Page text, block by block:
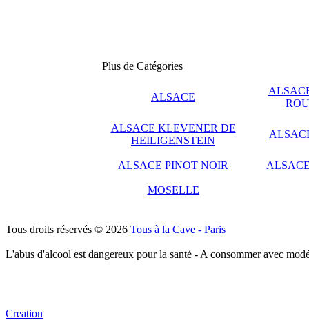
Plus de Catégories
ALSACE
ALSACE KLEVENER DE
HEILIGENSTEIN
ALSACE PINOT NOIR
MOSELLE
Tous droits réservés © 2026 Tous à la Cave - Paris
L'abus d'alcool est dangereux pour la santé - A consommer avec
Creation